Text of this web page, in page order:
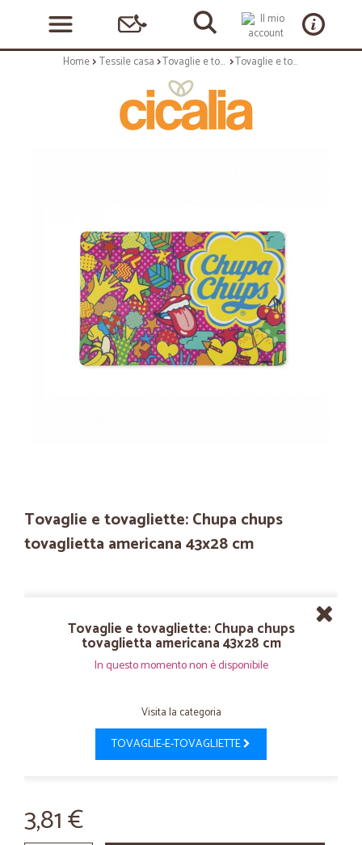
Home Tessile casa Tovaglie e tovagliette Tovaglie e tovagliette: Chupa chups tovaglietta americana 43x28 cm
Tovaglie e tovagliette: Chupa chups
tovaglietta americana 43x28 cm
Tovaglie e tovagliette: Chupa chups
tovaglietta americana 43x28 cm
In questo momento non è disponibile
Visita la categoria
TOVAGLIE-E-TOVAGLIETTE
3,81 €